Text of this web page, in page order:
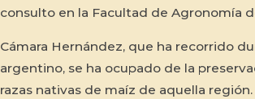
consulto en la Facultad de Agronomía
Cámara Hernández, que ha recorrido
argentino, se ha ocupado de la
razas nativas de maíz de aquella